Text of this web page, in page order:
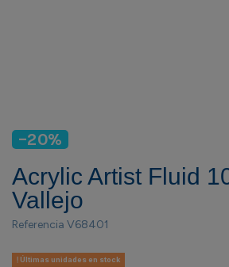
-20%
Acrylic Artist Fluid
Vallejo
Referencia V68401
Últimas unidades en stock